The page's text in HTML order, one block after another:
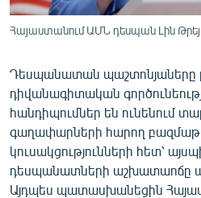
ԱՐԽԻՎ
ԲԱՆԱՎԵՃ
ՁԳՏԵԼՈՎ ԼԱՎԱԳՈՒՅՆԻՆ
ՓՈԴՔԱՍԹ
Հայերեն
Հայաստանում ԱՄՆ դեսպան Լին
Դեսպանատան պաշտոնյաները
դիվանագիտական
հանդիպումներ են ունենում
գաղափարների հարող
կուսակցությունների հետ՝
դեսպանատների աշխատաոճը
Այդպես պատասխանեցին